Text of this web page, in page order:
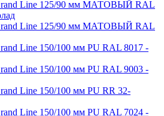
Line 125/90 мм МАТОВЫЙ RAL
Line 125/90 мм МАТОВЫЙ RAL
Line 150/100 мм PU RAL 8017 -
Line 150/100 мм PU RAL 9003 -
Line 150/100 мм PU RR 32-
Line 150/100 мм PU RAL 7024 -